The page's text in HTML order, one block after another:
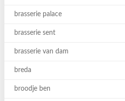
brasserie palace
brasserie sent
brasserie van dam
breda
broodje ben